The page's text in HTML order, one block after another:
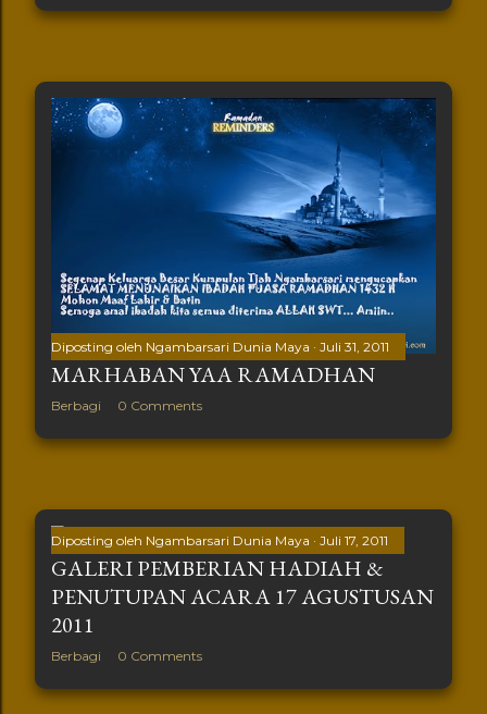
Diposting oleh Ngambarsari Dunia Maya Juli 31, 2011
MARHABAN YAA RAMADHAN
Berbagi 0 Comments
Diposting oleh Ngambarsari Dunia Maya Juli 17, 2011
GALERI PEMBERIAN HADIAH &
PENUTUPAN ACARA 17 AGUSTUSAN
2011
Berbagi 0 Comments